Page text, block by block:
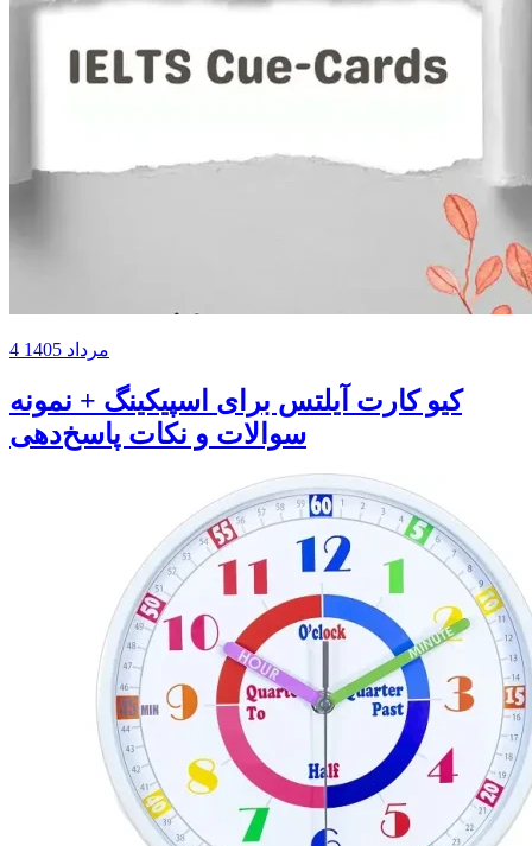
4 مرداد 1405
کیو کارت آیلتس برای اسپیکینگ + نمونه
سوالات و نکات پاسخ‌دهی